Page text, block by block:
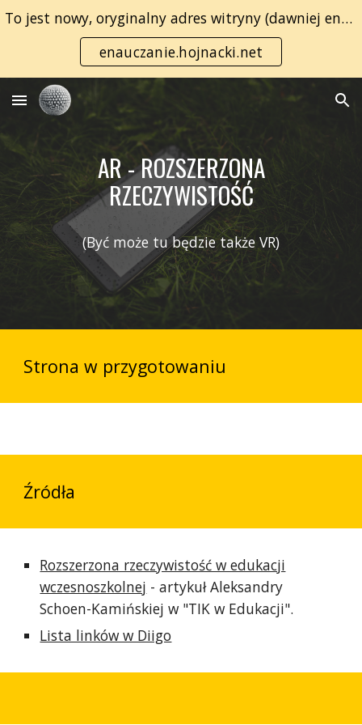
Skip to main content Skip to navigation
To jest nowy, oryginalny adres witryny (dawniej enauczanie.com):
enauczanie.hojnacki.net
AR - ROZSZERZONA
RZECZYWISTOŚĆ
(Być może tu będzie także VR)
Strona w przygotowaniu
Źródła
Rozszerzona rzeczywistość w edukacji
wczesnoszkolnej - artykuł Aleksandry
Schoen-Kamińskiej w "TIK w Edukacji".
Lista linków w Diigo